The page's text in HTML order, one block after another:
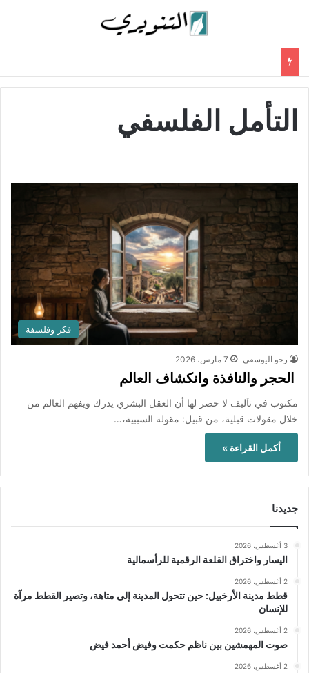
التأمل الفلسفي
فكر وفلسفة
رحو اليوسفي 7 مارس، 2026
الحجر والنافذة وانكشاف العالم
مكتوب في تآليف لا حصر لها أن العقل البشري يدرك ويفهم العالم من
خلال مقولات قبلية، من قبيل: مقولة السببية،…
أكمل القراءة »
جديدنا
3 أغسطس، 2026
اليسار واختراق القلعة الرقمية للرأسمالية
2 أغسطس، 2026
قطط مدينة الأرخبيل: حين تتحول المدينة إلى متاهة، وتصير القطط مرآة
للإنسان
2 أغسطس، 2026
صوت المهمشين بين ناظم حكمت وفيض أحمد فيض
2 أغسطس، 2026